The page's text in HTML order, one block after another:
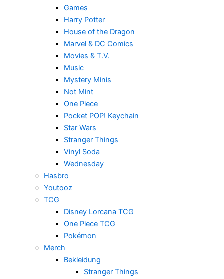
Games
Harry Potter
House of the Dragon
Marvel & DC Comics
Movies & T.V.
Music
Mystery Minis
Not Mint
One Piece
Pocket POP! Keychain
Star Wars
Stranger Things
Vinyl Soda
Wednesday
Hasbro
Youtooz
TCG
Disney Lorcana TCG
One Piece TCG
Pokémon
Merch
Bekleidung
Stranger Things